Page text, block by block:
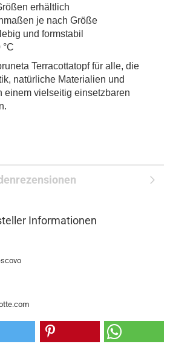
erhältlich
je nach Größe
und formstabil
Terracottatopf für alle, die
natürliche Materialien und
einem vielseitig einsetzbaren
Informationen